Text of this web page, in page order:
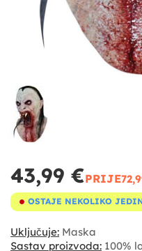
43,99 €PRIJE
OSTAJE NEKOLIKO
Uključuje: Maska
Sastav proizvoda: 100%